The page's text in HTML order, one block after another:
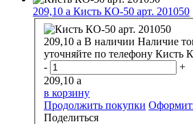
209,10 a Кисть КО-50 арт. 201050
209,10 a В наличии Наличие
уточняйте по телефону Кисть
-
+
209,10 a
в корзину
Продолжить покупки
Поделиться